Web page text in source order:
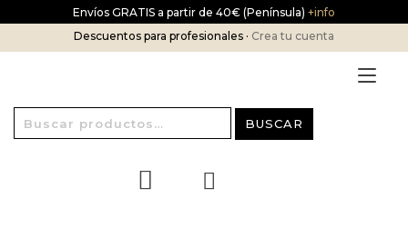
al
contenido
Envíos GRATIS a partir de 40€ (Península) +info
Descuentos para profesionales · Crea tu cuenta
Buscar
por:
BUSCAR